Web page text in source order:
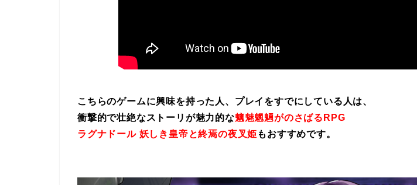
こちらのゲームに興味を持った人、プレイをすでにしている人は、
衝撃的で壮絶なストーリが魅力的な魑魅魍魎がのさばるRPG
ラグナドール 妖しき皇帝と終焉の夜叉姫 もおすすめです。